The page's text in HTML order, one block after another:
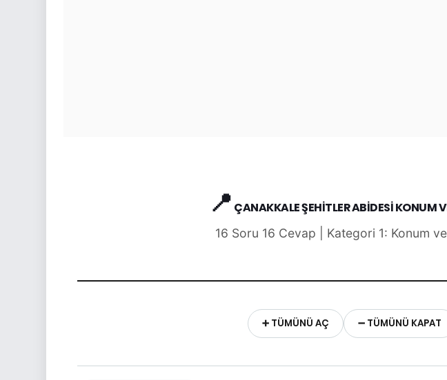
📍 ÇANAKKALE ŞEHİTLER ABİDESİ KONUM
16 Soru 16 Cevap | Kategori 1: Konum ve
➕ TÜMÜNÜ AÇ ➖ TÜMÜNÜ KAPAT